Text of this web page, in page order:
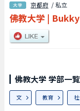
京都府 / 私立
佛教大学 |
佛教大学 学部一覧
文 教育